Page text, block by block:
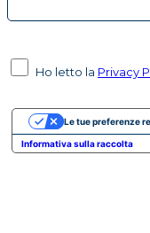
Ho letto la Privacy
Informativa sulla raccolta
Le tue preferenze